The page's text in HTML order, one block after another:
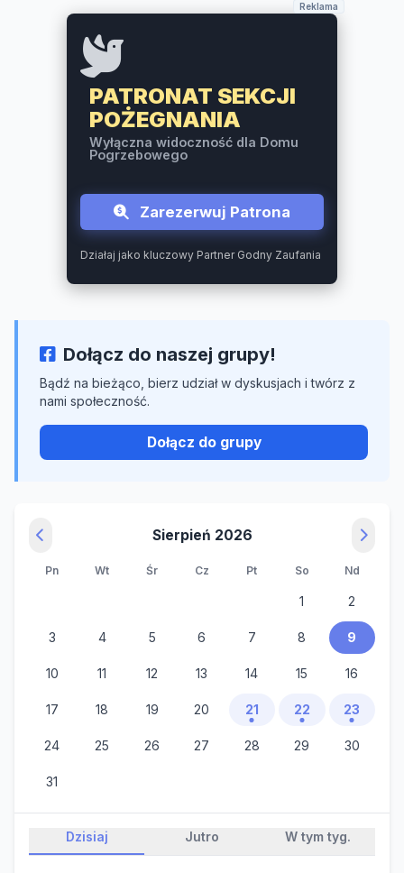
Reklama
PATRONAT SEKCJI
POŻEGNANIA
Wyłączna widoczność dla Domu
Pogrzebowego
Zarezerwuj Patrona
Działaj jako kluczowy Partner Godny Zaufania
Dołącz do naszej grupy!
Bądź na bieżąco, bierz udział w dyskusjach i twórz z
nami społeczność.
Dołącz do grupy
Sierpień 2026
Pn Wt Śr Cz Pt So Nd
1 2
3 4 5 6 7 8 9
10 11 12 13 14 15 16
17 18 19 20 21 22 23
24 25 26 27 28 29 30
31
Dzisiaj Jutro W tym tyg.